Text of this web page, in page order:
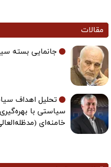
مقالات
جانمایی بسته
تحلیل اهداف
سیاستی با
خامنه‌ای